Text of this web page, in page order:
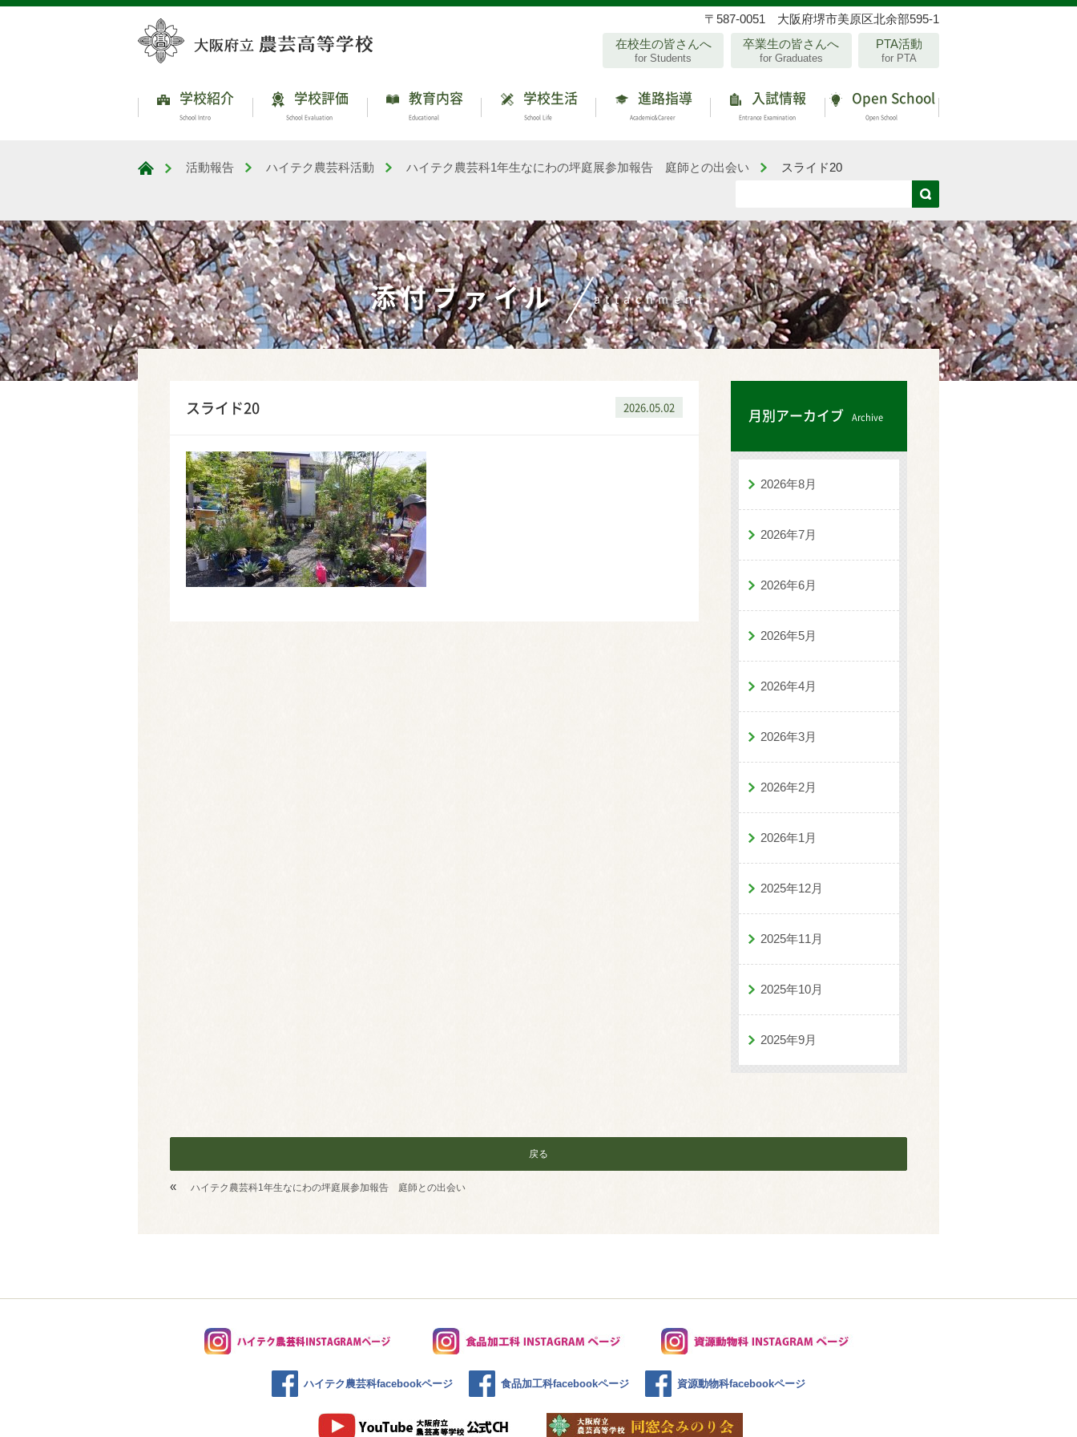
〒587-0051 大阪府堺市美原区北余部595-1
在校生の皆さんへ
for Students
卒業生の皆さんへ
for Graduates
PTA活動
for PTA
学校紹介
School Intro
学校評価
School Evaluation
教育内容
Educational
学校生活
School Life
進路指導
Academic&Career
入試情報
Entrance Examination
Open School
Open School
大阪府立農芸高等学校
活動報告 ハイテク農芸科活動 ハイテク農芸科1年生なにわの坪庭展参加報告 庭師との出会い スライド20
添付ファイル attachment
2026.05.02
スライド20 月別アーカイブ Archive
2026年8月
2026年7月
2026年6月
2026年5月
2026年4月
2026年3月
2026年2月
2026年1月
2025年12月
2025年11月
2025年10月
2025年9月
戻る
« ハイテク農芸科1年生なにわの坪庭展参加報告 庭師との出会い
ハイテク農芸科facebookページ 食品加工科facebookページ 資源動物科facebookページ